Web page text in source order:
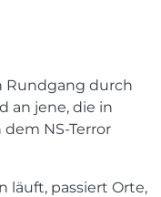
Rundgang durch
an jene, die in
NS-Terror
läuft, passiert Orte,